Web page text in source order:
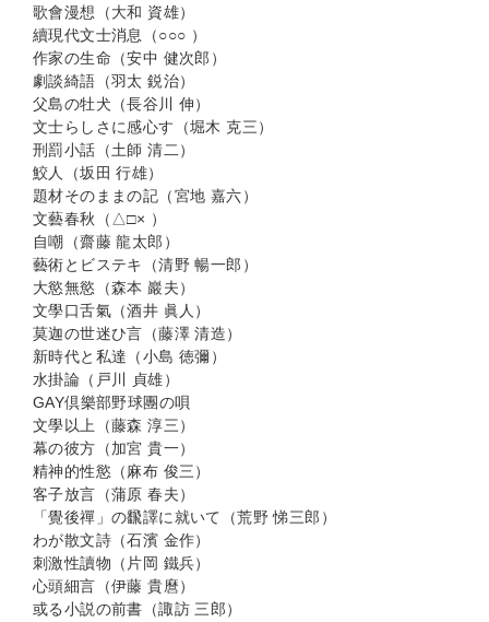
歌會漫想（大和 資雄）
續現代文士消息（○○○ ）
作家の生命（安中 健次郎）
劇談綺語（羽太 鋭治）
父島の牡犬（長谷川 伸）
文士らしさに感心す（堀木 克三）
刑罰小話（土師 清二）
鮫人（坂田 行雄）
題材そのままの記（宮地 嘉六）
文藝春秋（△□× ）
自嘲（齋藤 龍太郎）
藝術とビステキ（清野 暢一郎）
大慾無慾（森本 巖夫）
文學口舌氣（酒井 眞人）
莫迦の世迷ひ言（藤澤 清造）
新時代と私達（小島 徳彌）
水掛論（戸川 貞雄）
GAY倶樂部野球團の唄
文學以上（藤森 淳三）
幕の彼方（加宮 貴一）
精神的性慾（麻布 俊三）
客子放言（蒲原 春夫）
「覺後禪」の飜譯に就いて（荒野 悌三郎）
わが散文詩（石濱 金作）
刺激性讀物（片岡 鐵兵）
心頭細言（伊藤 貴麿）
或る小説の前書（諏訪 三郎）